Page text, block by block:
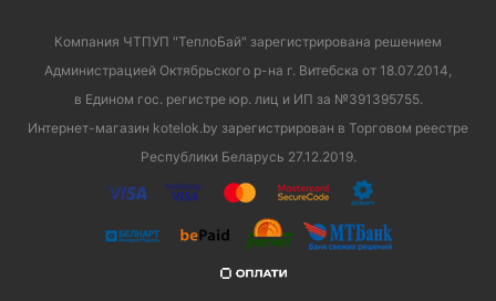
Компания ЧТПУП "ТеплоБай" зарегистрирована решением
Администрацией Октябрьского р-на г. Витебска от 18.07.2014,
в Едином гос. регистре юр. лиц и ИП за №391395755.
Интернет-магазин kotelok.by зарегистрирован в Торговом реестре
Республики Беларусь 27.12.2019.